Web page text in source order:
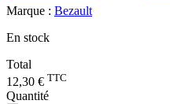
Marque : Bezault
En stock
Total
12,30 € TTC
Quantité